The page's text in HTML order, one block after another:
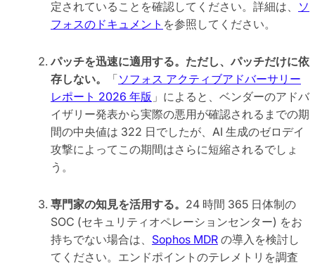
定されていることを確認してください。詳細は、 ソ
フォスのドキュメント を参照してください。
パッチを迅速に適用する。ただし、パッチだけに依
存しない。
「ソフォス アクティブアドバーサリー
レポート 2026 年版 」によると、ベンダーのアドバ
イザリー発表から実際の悪用が確認されるまでの期
間の中央値は 322 日でしたが、AI 生成のゼロデイ
攻撃によってこの期間はさらに短縮されるでしょ
う。
専門家の知見を活用する。 24 時間 365 日体制の
SOC (セキュリティオペレーションセンター) をお
持ちでない場合は、 Sophos MDR の導入を検討し
てください。エンドポイントのテレメトリを調査